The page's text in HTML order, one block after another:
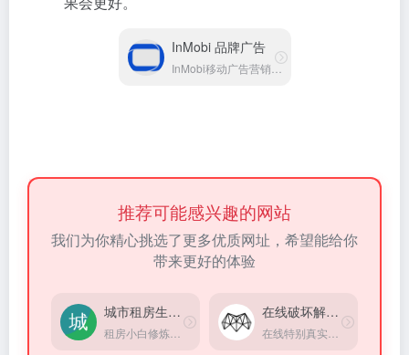
InMobi 品牌广告
InMobi移动广告营销平台
推荐可能感兴趣的网站
我们为你精心挑选了更多优质网址，希望能给你
带来更好的体验
城市租房生存指南 在线破坏解压器